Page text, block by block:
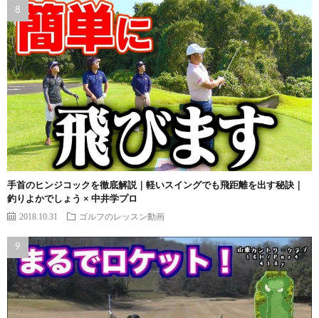
手首のヒンジコックを徹底解説｜軽いスイングでも飛距離を出す秘訣｜
釣りよかでしょう × 中井学プロ
2018.10.31 ゴルフのレッスン動画